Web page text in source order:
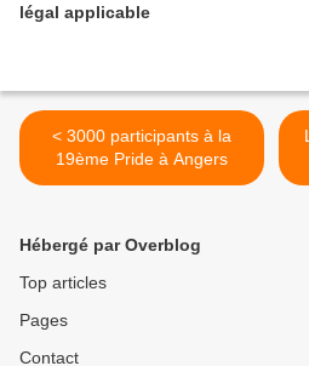
légal applicable
< 3000 participants à la
19ème Pride à Angers
Hébergé par Overblog
Top articles
Pages
Contact